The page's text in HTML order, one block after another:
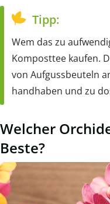
Tipp:
Wem das zu
Komposttee kaufen.
von Aufgussbeuteln
handhaben und zu
Welcher
Beste?